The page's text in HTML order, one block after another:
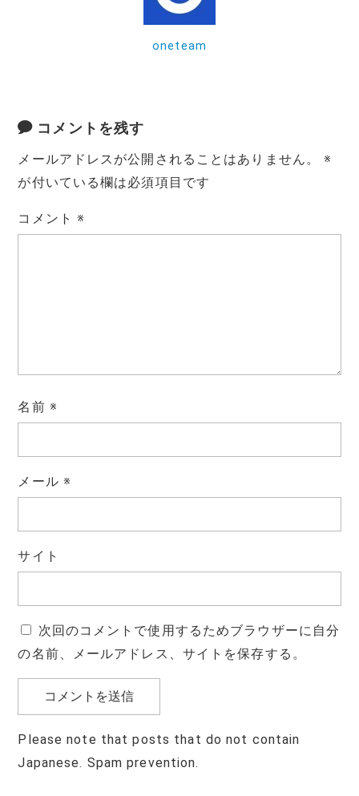
oneteam
コメントを残す
メールアドレスが公開されることはありません。
※
が付いている欄は必須項目です
コメント※
名前 ※
メール ※
サイト
次回のコメントで使用するためブラウザーに自分
の名前、メールアドレス、サイトを保存する。
Please note that posts that do not contain
Japanese. Spam prevention.